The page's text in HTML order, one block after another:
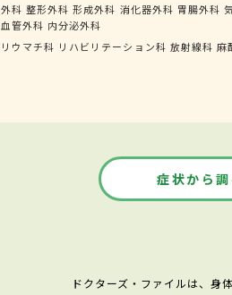
外科 整形外科 形成外科 消化器外科 胃腸外科
血管外科 内分泌外科
リウマチ科 リハビリテーション科 放射線科 麻
症状から調
ドクターズ・ファイルは、身